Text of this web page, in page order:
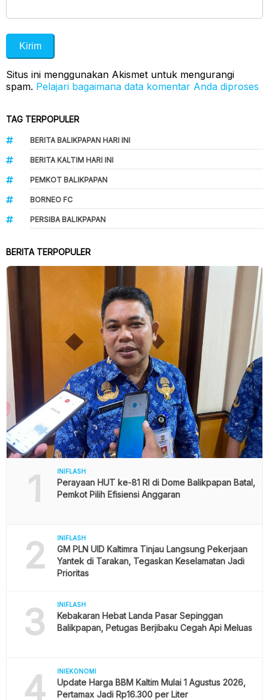
Situs ini menggunakan Akismet untuk mengurangi
spam. Pelajari bagaimana data komentar Anda diproses
TAG TERPOPULER
BERITA BALIKPAPAN HARI INI
BERITA KALTIM HARI INI
PEMKOT BALIKPAPAN
BORNEO FC
PERSIBA BALIKPAPAN
BERITA TERPOPULER
1 INIFLASH
Perayaan HUT ke-81 RI di Dome Balikpapan Batal,
Pemkot Pilih Efisiensi Anggaran
2 INIFLASH
GM PLN UID Kaltimra Tinjau Langsung Pekerjaan
Yantek di Tarakan, Tegaskan Keselamatan Jadi
Prioritas
3 INIFLASH
Kebakaran Hebat Landa Pasar Sepinggan
Balikpapan, Petugas Berjibaku Cegah Api Meluas
4 INIEKONOMI
Update Harga BBM Kaltim Mulai 1 Agustus 2026,
Pertamax Jadi Rp16.300 per Liter